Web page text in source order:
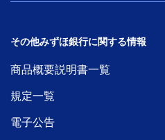
その他みずほ銀行に関する情報
商品概要説明書一覧
規定一覧
電子公告